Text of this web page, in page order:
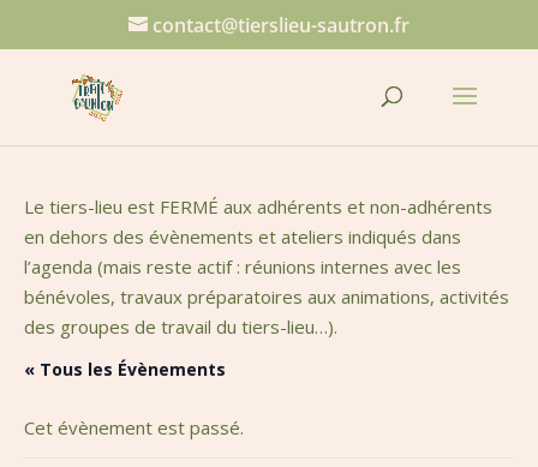
contact@tierslieu-sautron.fr
Le tiers-lieu est FERMÉ aux adhérents et non-adhérents
en dehors des évènements et ateliers indiqués dans
l’agenda (mais reste actif : réunions internes avec les
bénévoles, travaux préparatoires aux animations, activités
des groupes de travail du tiers-lieu…).
« Tous les Évènements
Cet évènement est passé.